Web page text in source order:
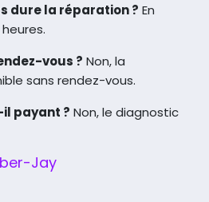
dure la réparation ? En
vous ? Non, la
sans rendez-vous.
payant ? Non, le diagnostic
Jay